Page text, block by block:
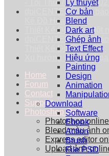
- Tối Thứ 7 - 25/09/2021
dpiCENTER thông
Kế Đồ Họa
Thiết Kế Đồ Họa: Một
dpiCENTER thông
Thiết Kế Đồ Họa
Xu hướng vẽ minh
Home
Forum
Contact
Support
Photoshop Online
Photoshop online
Blend màu ảnh
Express editor
Upload ảnh
Lý thuyết
Cơ bản
Blend
Dark art
Ghép ảnh
Text Effect
Hiệu ứng
Painting
Design
Animation
Download
Software
Ebook
Action
Brush
File PSD